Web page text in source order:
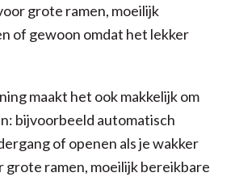
grote ramen, moeilijk
of gewoon omdat het lekker
maakt het ook makkelijk om
bijvoorbeeld automatisch
of openen als je wakker
grote ramen, moeilijk bereikbare